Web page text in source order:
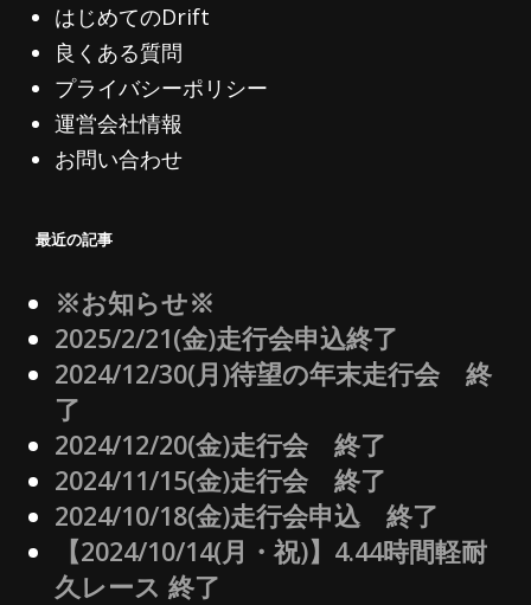
はじめてのDrift
良くある質問
プライバシーポリシー
運営会社情報
お問い合わせ
最近の記事
※お知らせ※
2025/2/21(金)走行会申込終了
2024/12/30(月)待望の年末走行会 終
了
2024/12/20(金)走行会 終了
2024/11/15(金)走行会 終了
2024/10/18(金)走行会申込 終了
【2024/10/14(月・祝)】4.44時間軽耐
久レース 終了